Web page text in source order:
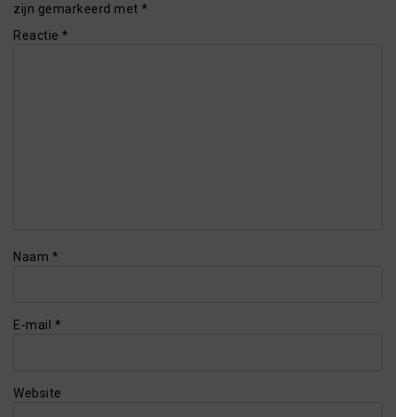
zijn gemarkeerd met *
Reactie *
Naam *
E-mail *
Website